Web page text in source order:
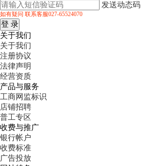
发送动态码
如有疑问 联系客服027-65524070
关于我们
关于我们
注册协议
法律声明
经营资质
产品与服务
工商网监标识
店铺招聘
普工专区
收费与推广
银行帐户
收费标准
广告投放